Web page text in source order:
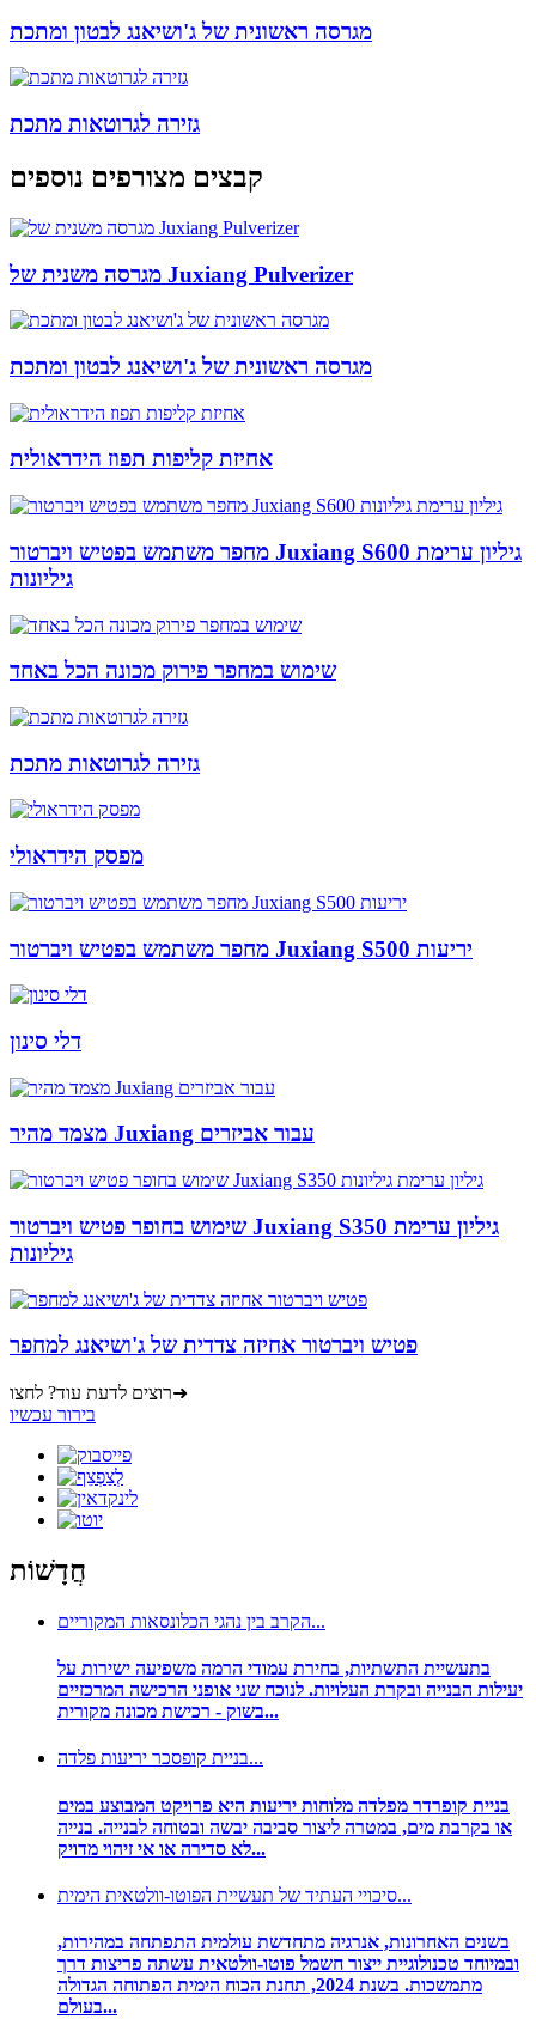
מגרסה ראשונית של ג'ושיאנג לבטון ומתכת
גזירה לגרוטאות מתכת
קבצים מצורפים נוספים
מגרסה משנית של Juxiang Pulverizer
מגרסה ראשונית של ג'ושיאנג לבטון ומתכת
אחיזת קליפות תפוז הידראולית
מחפר משתמש בפטיש ויברטור Juxiang S600 גיליון ערימת
גיליונות
שימוש במחפר פירוק מכונה הכל באחד
גזירה לגרוטאות מתכת
מפסק הידראולי
מחפר משתמש בפטיש ויברטור Juxiang S500 יריעות
דלי סינון
מצמד מהיר Juxiang עבור אביזרים
שימוש בחופר פטיש ויברטור Juxiang S350 גיליון ערימת
גיליונות
פטיש ויברטור אחיזה צדדית של ג'ושיאנג למחפר
רוצים לדעת עוד? לחצו➜
בירור עכשיו
חֲדָשׁוֹת
הקרב בין נהגי הכלונסאות המקוריים...
בתעשיית התשתיות, בחירת עמודי הרמה משפיעה ישירות על
יעילות הבנייה ובקרת העלויות. לנוכח שני אופני הרכישה המרכזיים
בשוק - רכישת מכונה מקורית...
בניית קופסכר יריעות פלדה...
בניית קופרדר מפלדה מלוחות יריעות היא פרויקט המבוצע במים
או בקרבת מים, במטרה ליצור סביבה יבשה ובטוחה לבנייה. בנייה
לא סדירה או אי זיהוי מדויק...
סיכויי העתיד של תעשיית הפוטו-וולטאית הימית...
בשנים האחרונות, אנרגיה מתחדשת עולמית התפתחה במהירות,
ובמיוחד טכנולוגיית ייצור חשמל פוטו-וולטאית עשתה פריצות דרך
מתמשכות. בשנת 2024, תחנת הכוח הימית הפתוחה הגדולה
בעולם...